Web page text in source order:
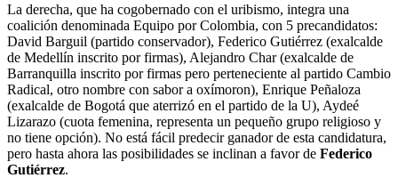
La derecha, que ha cogobernado con el uribismo, integra una
coalición denominada Equipo por Colombia, con 5 precandidatos:
David Barguil (partido conservador), Federico Gutiérrez (exalcalde
de Medellín inscrito por firmas), Alejandro Char (exalcalde de
Barranquilla inscrito por firmas pero perteneciente al partido Cambio
Radical, otro nombre con sabor a oxímoron), Enrique Peñaloza
(exalcalde de Bogotá que aterrizó en el partido de la U), Aydeé
Lizarazo (cuota femenina, representa un pequeño grupo religioso y
no tiene opción). No está fácil predecir ganador de esta candidatura,
pero hasta ahora las posibilidades se inclinan a favor de Federico
Gutiérrez.